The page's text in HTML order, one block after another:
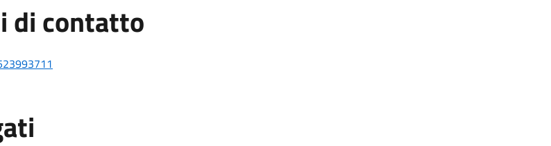
di contatto